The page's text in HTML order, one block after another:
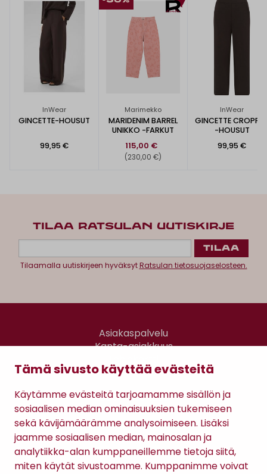
Tämä sivusto käyttää evästeitä
Käytämme evästeitä tarjoamamme sisällön ja
sosiaalisen median ominaisuuksien tukemiseen
sekä kävijämäärämme analysoimiseen. Lisäksi
jaamme sosiaalisen median, mainosalan ja
analytiikka-alan kumppaneillemme tietoja siitä,
miten käytät sivustoamme. Kumppanimme voivat
InWear
GINCETTE-HOUSUT
99,95 €
Marimekko
MARIDENIM BARREL
UNIKKO -FARKUT
115,00 €
(230,00 €)
InWear
GINCETTE
-HOUSUT
99,95 €
TILAA RATSULAN UUTISKIRJE
Tilaamalla uutiskirjeen hyväksytRatsulan tietosuojaselosteen.
Asiakaspalvelu
Kanta-asiakkuus
Gomee Ratsula Café
Sopimusehdot
Tietosuojaseloste
Maksutavat